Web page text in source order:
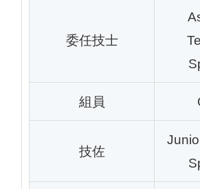
委任技士
組員
技佐